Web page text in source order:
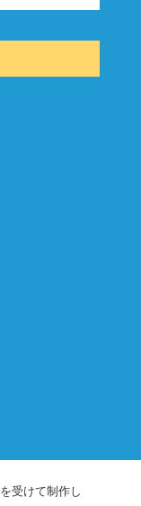
を受けて制作し